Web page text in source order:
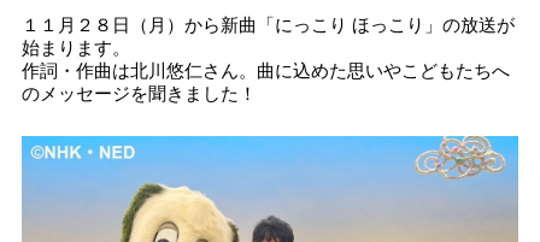
１１月２８日（月）から新曲「にっこり ほっこり」の放送が
始まります。
作詞・作曲は北川悠仁さん。曲に込めた思いやこどもたちへ
のメッセージを聞きました！